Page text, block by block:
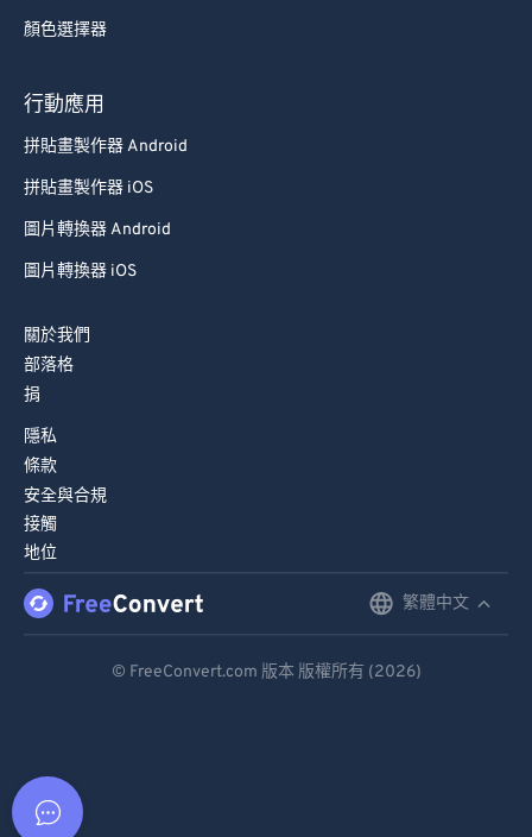
顏色選擇器
行動應用
拼貼畫製作器 Android
拼貼畫製作器 iOS
圖片轉換器 Android
圖片轉換器 iOS
關於我們
部落格
捐
隱私
條款
安全與合規
接觸
地位
繁體中文
© FreeConvert.com 版本 版權所有 (2026)